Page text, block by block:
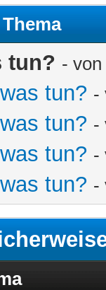
tun? - von
tun? -
tun? -
tun? -
tun? -